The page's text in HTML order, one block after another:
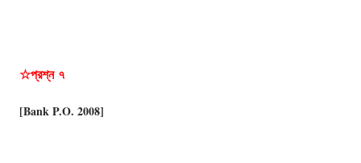
☆প্রশ্ন ৭
[Bank P.O. 2008]